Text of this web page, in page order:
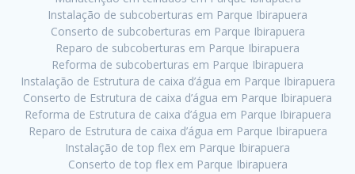
Instalação de subcoberturas em Parque Ibirapuera
Conserto de subcoberturas em Parque Ibirapuera
Reparo de subcoberturas em Parque Ibirapuera
Reforma de subcoberturas em Parque Ibirapuera
Instalação de Estrutura de caixa d’água em Parque Ibirapuera
Conserto de Estrutura de caixa d’água em Parque Ibirapuera
Reforma de Estrutura de caixa d’água em Parque Ibirapuera
Reparo de Estrutura de caixa d’água em Parque Ibirapuera
Instalação de top flex em Parque Ibirapuera
Conserto de top flex em Parque Ibirapuera